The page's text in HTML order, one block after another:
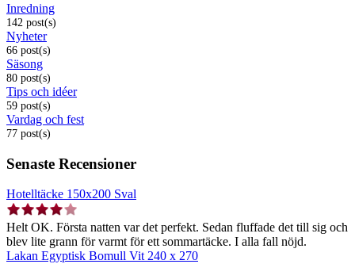
Inredning
142 post(s)
Nyheter
66 post(s)
Säsong
80 post(s)
Tips och idéer
59 post(s)
Vardag och fest
77 post(s)
Senaste Recensioner
Hotelltäcke 150x200 Sval
Helt OK. Första natten var det perfekt. Sedan fluffade det till sig och
blev lite grann för varmt för ett sommartäcke. I alla fall nöjd.
Lakan Egyptisk Bomull Vit 240 x 270